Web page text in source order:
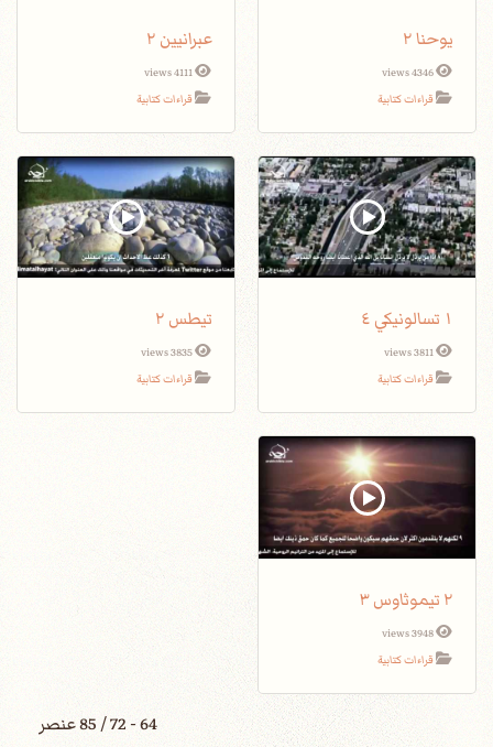
يوحنا ٢
4346 views
قراءات كتابية
عبرانيين ٢
4111 views
قراءات كتابية
١ تسالونيكي ٤
3811 views
قراءات كتابية
تيطس ٢
3835 views
قراءات كتابية
٢ تيموثاوس ٣
3948 views
قراءات كتابية
64 - 72 / 85 عنصر